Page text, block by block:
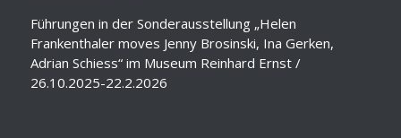
Führungen in der Sonderausstellung „Helen
Frankenthaler moves Jenny Brosinski, Ina Gerken,
Adrian Schiess“ im Museum Reinhard Ernst /
26.10.2025-22.2.2026